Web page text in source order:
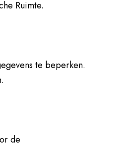
Ruimte.
te beperken.
de